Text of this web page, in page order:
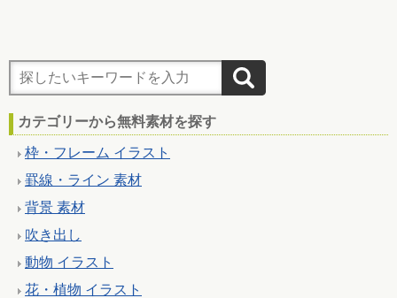
カテゴリーから無料素材を探す
枠・フレーム イラスト
罫線・ライン 素材
背景 素材
吹き出し
動物 イラスト
花・植物 イラスト